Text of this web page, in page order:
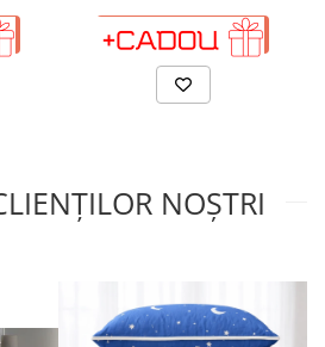
ADAUGA IN COS
NOȘTRI